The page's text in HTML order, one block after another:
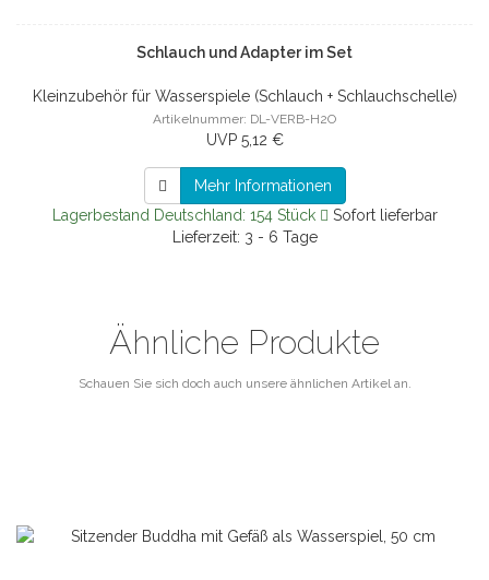
Schlauch und Adapter im Set
Kleinzubehör für Wasserspiele (Schlauch + Schlauchschelle)
Artikelnummer: DL-VERB-H2O
UVP 5,12 €
Mehr Informationen
Lagerbestand Deutschland: 154 Stück
Sofort lieferbar
Lieferzeit: 3 - 6 Tage
Ähnliche Produkte
Schauen Sie sich doch auch unsere ähnlichen Artikel an.